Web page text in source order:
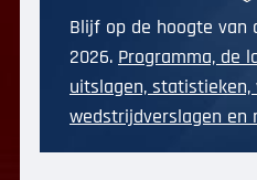
Blijf op de hoogte van
2026. Programma, de
uitslagen,
wedstrijdverslagen en